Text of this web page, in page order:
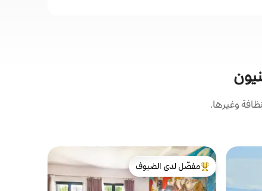
وغيرها.
من أبرز البيوت المفضّلة لدى الضيوف
مفضّل لدى الضيوف